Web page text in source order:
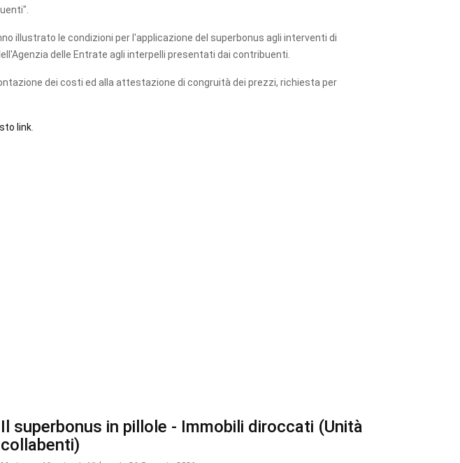
illustrato le condizioni per l'applicazione del superbonus agli interventi di
delle Entrate agli interpelli presentati dai contribuenti.
dei costi ed alla attestazione di congruità dei prezzi, richiesta per
link
Il superbonus in pillole - Immobili diroccati (Unità
collabenti)